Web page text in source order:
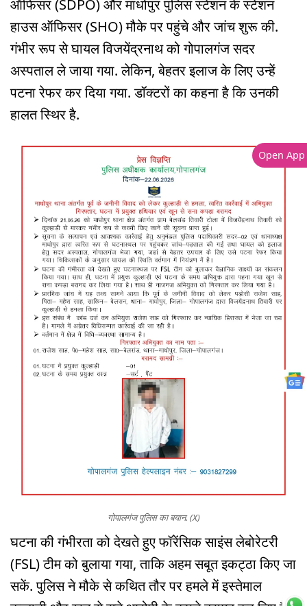
ऑफिसर (SDPO) और माधोपुर पुलिस स्टेशन के स्टेशन
हाउस ऑफिसर (SHO) मौके पर पहुंचे और जांच शुरू की.
गंभीर रूप से घायल विजयेंद्रनाथ को गोपालगंज सदर
अस्पताल ले जाया गया. लेकिन, बेहतर इलाज के लिए उन्हें
पटना रेफर कर दिया गया. डॉक्टरों का कहना है कि उनकी
हालत स्थिर है.
गोपालगंज पुलिस का बयान. (X)
घटना की गंभीरता को देखते हुए फॉरेंसिक साइंस लेबोरेटरी
(FSL) टीम को बुलाया गया, ताकि अहम सबूत इकट्ठा किए जा
सकें. पुलिस ने मौके से कथित तौर पर हमले में इस्तेमाल
Open App